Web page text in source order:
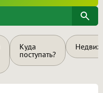
Куда
поступать?